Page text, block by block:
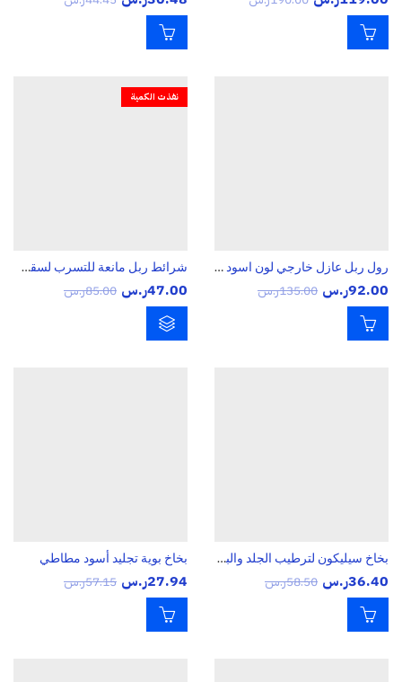
رول ربل عازل خارجي لون اسود 10 متر
92.00ر.س 135.00ر.س
نفذت الكمية
شرائط ربل مانعة للتسرب لسقف السيارة والزجاج الأمامي و للنوافذ وعزل الضوضاء وعازل للصوت
47.00ر.س 85.00ر.س
بخاخ سيليكون لترطيب الجلد والبلاستيك والديكورات وتزييب فتحات السقف والشبابيك
36.40ر.س 58.50ر.س
بخاخ بوية تجليد أسود مطاطي
27.94ر.س 57.15ر.س